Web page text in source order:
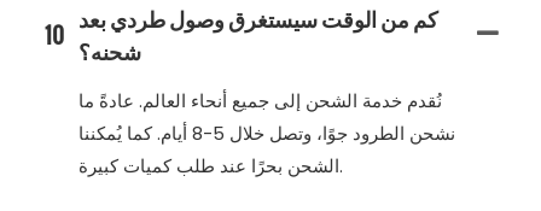
10 كم من الوقت سيستغرق وصول طردي بعد
شحنه؟
نُقدم خدمة الشحن إلى جميع أنحاء العالم. عادةً ما
نشحن الطرود جوًا، وتصل خلال 5-8 أيام. كما يُمكننا
الشحن بحرًا عند طلب كميات كبيرة.